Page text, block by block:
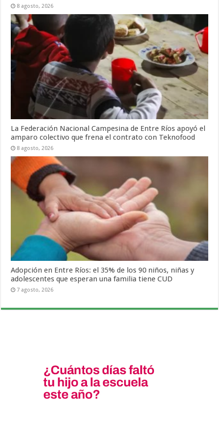
8 agosto, 2026
La Federación Nacional Campesina de Entre Ríos apoyó el
amparo colectivo que frena el contrato con Teknofood
8 agosto, 2026
Adopción en Entre Ríos: el 35% de los 90 niños, niñas y
adolescentes que esperan una familia tiene CUD
7 agosto, 2026